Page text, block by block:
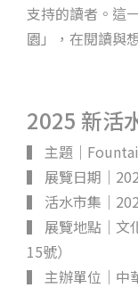
支持的讀者。這
園」，在閱讀與
2025 新活
▍ 主題｜
▍ 展覽日期｜
▍ 活水市集｜
▍ 展覽地點｜文
15號）
▍ 主辦單位｜中